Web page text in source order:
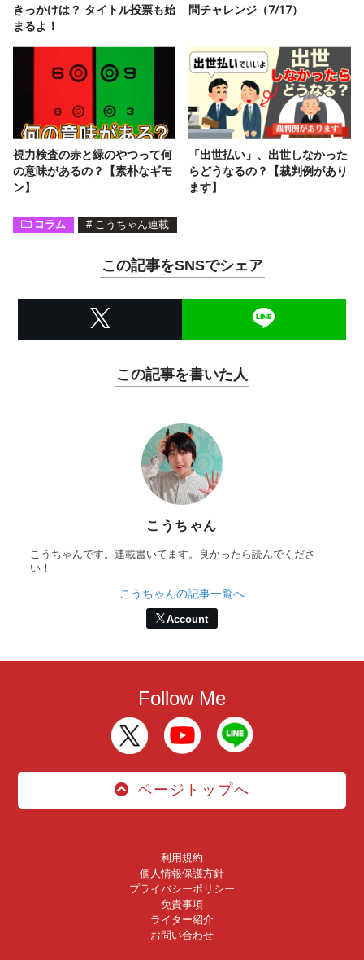
きっかけは？ タイトル投票も始
まるよ！
問チャレンジ（7/17）
視力検査の赤と緑のやつって何
の意味があるの？【素朴なギモ
ン】
「出世払い」、出世しなかった
らどうなるの？【裁判例があり
ます】
コラム # こうちゃん連載
この記事をSNSでシェア
この記事を書いた人
こうちゃん
こうちゃんです。連載書いてます。良かったら読んでくださ
い！
こうちゃんの記事一覧へ
Account
Follow Me
ページトップへ
利用規約
個人情報保護方針
プライバシーポリシー
免責事項
ライター紹介
お問い合わせ